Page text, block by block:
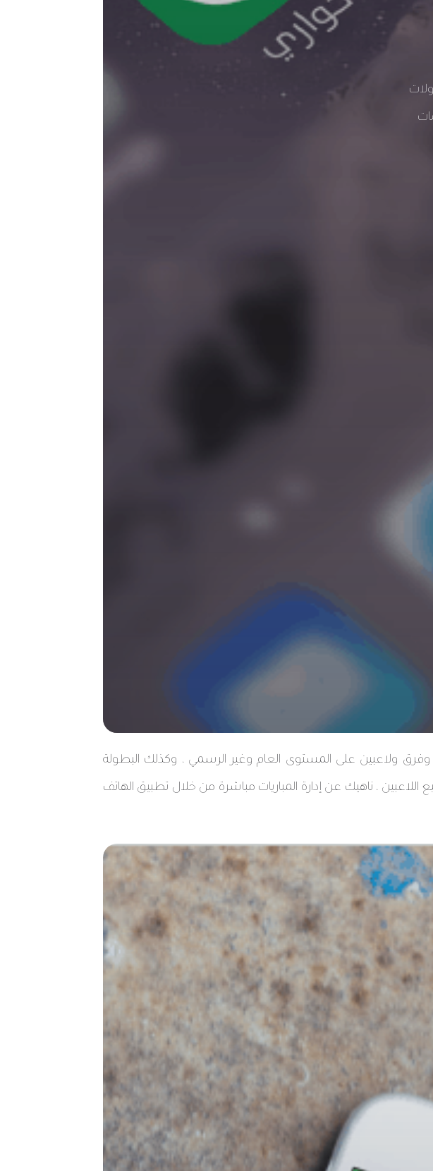
ولاعبين على المستوى العام وغير الرسمي ، وكذلك البطولة
، ناهيك عن إدارة المباريات مباشرة من خلال تطبيق الهاتف